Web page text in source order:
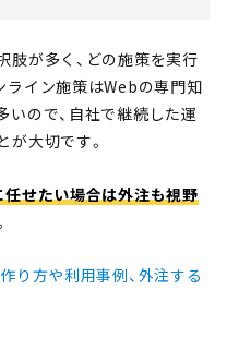
肢が多く、どの施策を実行
ライン施策はWebの専門知
ので、自社で継続した運
大切です。
任せたい場合は外注も視野
り方や利用事例、外注する